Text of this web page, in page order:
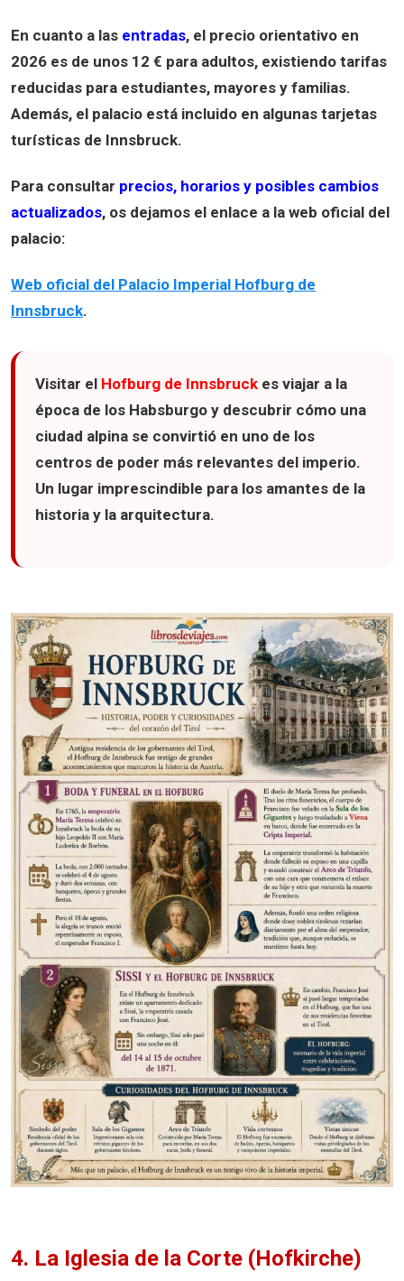
En cuanto a las entradas, el precio orientativo en
2026 es de unos 12 € para adultos, existiendo tarifas
reducidas para estudiantes, mayores y familias.
Además, el palacio está incluido en algunas tarjetas
turísticas de Innsbruck.
Para consultar precios, horarios y posibles cambios
actualizados, os dejamos el enlace a la web oficial del
palacio:
Web oficial del Palacio Imperial Hofburg de
Innsbruck.
Visitar el Hofburg de Innsbruck es viajar a la
época de los Habsburgo y descubrir cómo una
ciudad alpina se convirtió en uno de los
centros de poder más relevantes del imperio.
Un lugar imprescindible para los amantes de la
historia y la arquitectura.
4. La Iglesia de la Corte (Hofkirche)